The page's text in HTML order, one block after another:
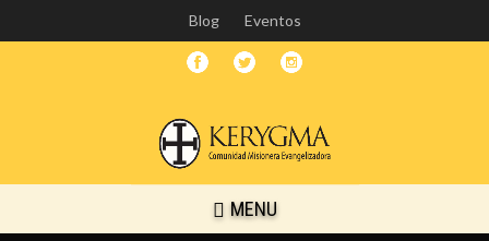
Skip
to
main
Blog Eventos
MENU